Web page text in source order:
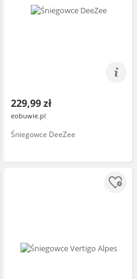
229,99 zł
eobuwie.pl
Śniegowce DeeZee